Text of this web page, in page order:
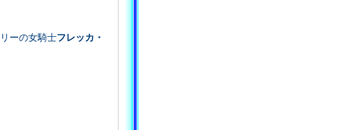
ーの女騎士フレッカ・